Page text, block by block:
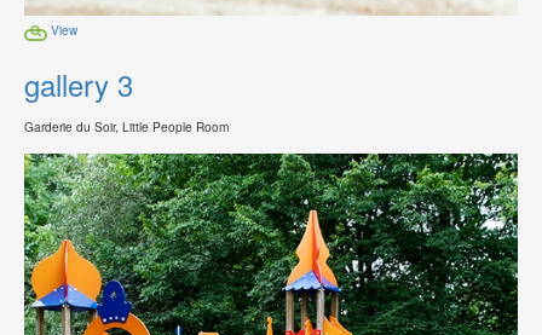
View
gallery 3
Garderie du Soir, Little People Room